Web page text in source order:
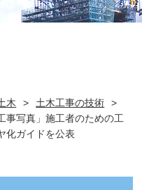
木 > 土木工事の技術
>
事写真」施工者のための工
化ガイドを公表